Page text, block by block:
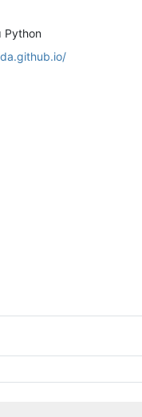
Python